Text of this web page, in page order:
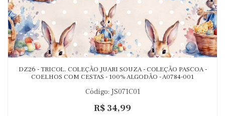
DZ26 - TRICOL. COLEÇÃO JUARI SOUZA - COLEÇÃO PASCOA -
COELHOS COM CESTAS - 100% ALGODÃO - A0784-001
Código: JS071C01
R$ 34,99